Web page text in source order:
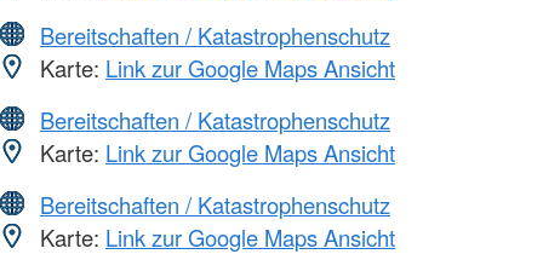
Bereitschaften / Katastrophenschutz
Karte: Link zur Google Maps Ansicht
Bereitschaften / Katastrophenschutz
Karte: Link zur Google Maps Ansicht
Bereitschaften / Katastrophenschutz
Karte: Link zur Google Maps Ansicht